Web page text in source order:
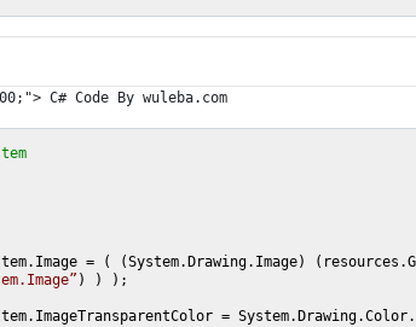
C# Code By wuleba.com
= ( (System.Drawing.Image)
) ) );
=